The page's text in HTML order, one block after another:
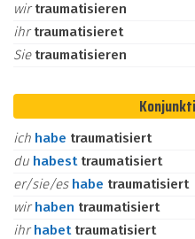
wirtraumatisieren
ihrtraumatisieret
Sie traumatisieren
ich habe traumatisiert
du habest traumatisiert
er/sie/es habe traumatisiert
wirhaben traumatisiert
ihrhabet traumatisiert